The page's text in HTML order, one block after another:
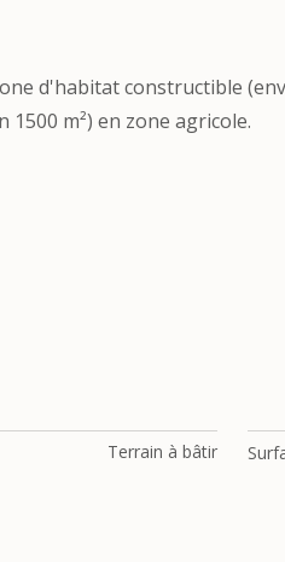
d'habitat constructible
m²) en zone agricole.
Terrain à bâtir